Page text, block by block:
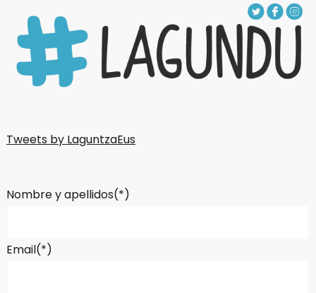
Tweets by LaguntzaEus
Nombre y apellidos(*)
Email(*)